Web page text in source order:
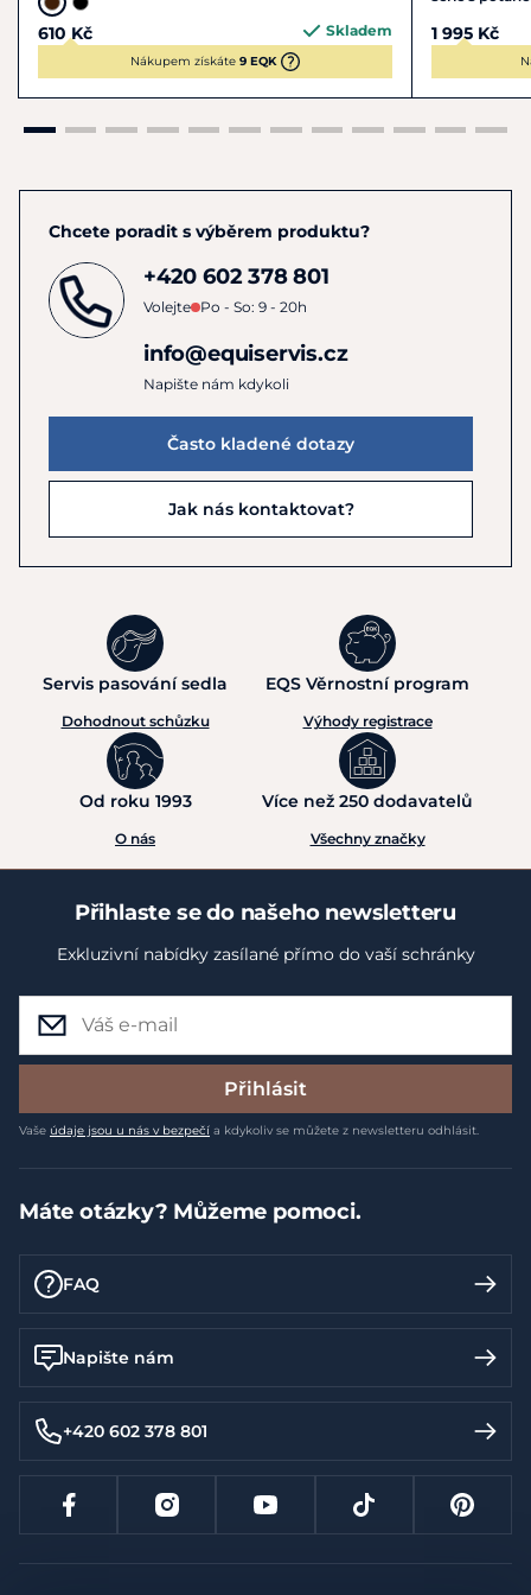
Pokyny k péči:Po použití otřete vlhkým hadříkem a osušte.
Skladujte na suchém místě.
610 Kč Skladem
Nákupem získáte 9 EQK
1 995 Kč
Chcete poradit s výběrem produktu?
+420 602 378 801
Volejte Po - So: 9 - 20h
info@equiservis.cz
Napište nám kdykoli
Často kladené dotazy
Jak nás kontaktovat?
Servis pasování sedla
Dohodnout schůzku
EQS Věrnostní program
Výhody registrace
Od roku 1993
O nás
Více než 250 dodavatelů
Všechny značky
Přihlaste se do našeho newsletteru
Exkluzivní nabídky zasílané přímo do vaší schránky
Přihlásit
Vaše údaje jsou u nás v bezpečí a kdykoliv se můžete z newsletteru odhlásit.
Máte otázky? Můžeme pomoci.
FAQ
Napište nám
+420 602 378 801